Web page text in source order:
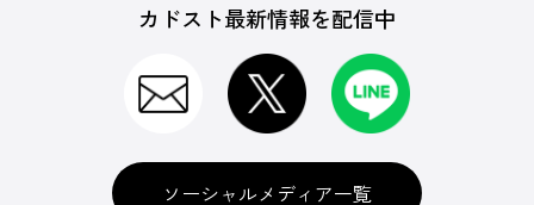
カドスト最新情報を配信中
ソーシャルメディア一覧